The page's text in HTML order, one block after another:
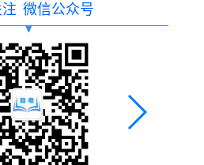
微信公众号